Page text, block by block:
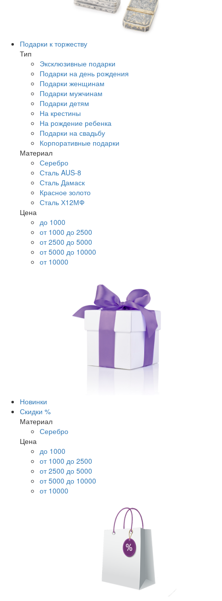
Подарки к торжеству
Тип
Эксклюзивные подарки
Подарки на день рождения
Подарки женщинам
Подарки мужчинам
Подарки детям
На крестины
На рождение ребенка
Подарки на свадьбу
Корпоративные подарки
Материал
Серебро
Сталь AUS-8
Сталь Дамаск
Красное золото
Сталь Х12МФ
Цена
до 1000
от 1000 до 2500
от 2500 до 5000
от 5000 до 10000
от 10000
Новинки
Скидки %
Материал
Серебро
Цена
до 1000
от 1000 до 2500
от 2500 до 5000
от 5000 до 10000
от 10000